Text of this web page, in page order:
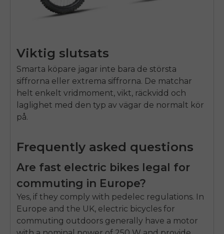
Viktig slutsats
Smarta köpare jagar inte bara de största
siffrorna eller extrema siffrorna. De matchar
helt enkelt vridmoment, vikt, räckvidd och
laglighet med den typ av vägar de normalt kör
på.
Frequently asked questions
Are fast electric bikes legal for
commuting in Europe?
Yes, if they comply with pedelec regulations. In
Europe and the UK, electric bicycles for
commuting outdoors generally have a motor